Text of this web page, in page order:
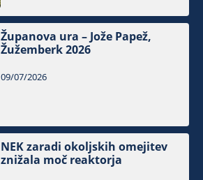
Županova ura – Jože Papež,
Žužemberk 2026
09/07/2026
NEK zaradi okoljskih omejitev
znižala moč reaktorja